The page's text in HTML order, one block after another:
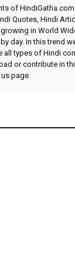
of
Quotes, Hindi
in World
day. In this trend
all types of Hindi
or contribute in
page.